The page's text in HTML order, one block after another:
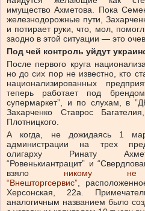
имущество Ахметова. Пока
железнодорожные пути,
и потирает руки, что, мол,
заодно в этой ситуации — это
Под чей контроль уйдут
После первого круга
но до сих пор не известно, кто
национализированных
теперь работает под
супермаркет”, и по слухам, в
Захарченко Ставрос
Плотницкого.
А когда, не дожидаясь 1
администрации на трех
олигарху Ринату
“Ровенькиантрацит” и
взяло никому
“Внешторгсервис”,
Херсонская, 22а.
аналогичным названием было